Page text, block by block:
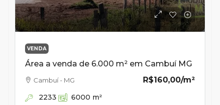
VENDA
Área a venda de 6.000 m² em Cambuí MG
R$160,00/m²
Cambuí - MG
2233 6000 m²